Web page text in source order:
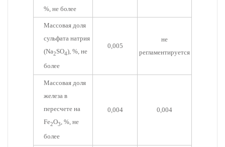
%, не более
Массовая доля
сульфата натрия
(Na2SO4), %, не
более
0,005
не
регламентируется
Массовая доля
железа в
пересчете на
Fe2O3 , %, не
более
0,004 0,004